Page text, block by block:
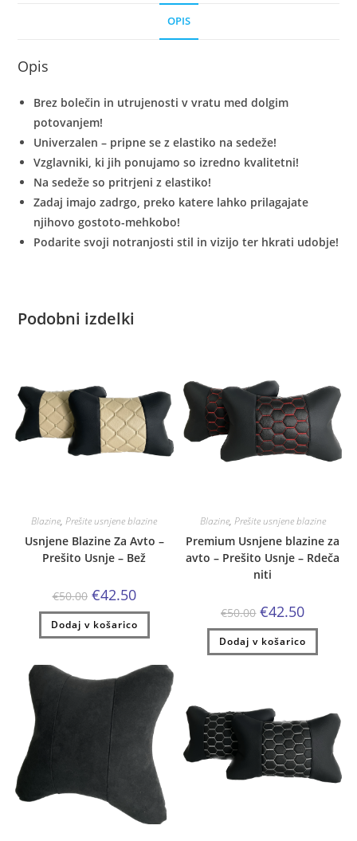
OPIS
Opis
Brez bolečin in utrujenosti v vratu med dolgim
potovanjem!
Univerzalen – pripne se z elastiko na sedeže!
Vzglavniki, ki jih ponujamo so izredno kvalitetni!
Na sedeže so pritrjeni z elastiko!
Zadaj imajo zadrgo, preko katere lahko prilagajate
njihovo gostoto-mehkobo!
Podarite svoji notranjosti stil in vizijo ter hkrati udobje!
Podobni izdelki
Blazine,Prešite usnjene blazine
Usnjene Blazine Za Avto –
Prešito Usnje – Bež
€50.00 Izvirna
cena
je
bila:
€50.00.
€42.50Trenutna
cena
je:
€42.50.
Dodaj v košarico
Blazine, Prešite usnjene blazine
Premium Usnjene blazine za
avto – Prešito Usnje – Rdeča
niti
€50.00 Izvirna
cena
je
bila:
€50.00.
€42.50Trenutna
je:
€42.50.
Dodaj v košarico